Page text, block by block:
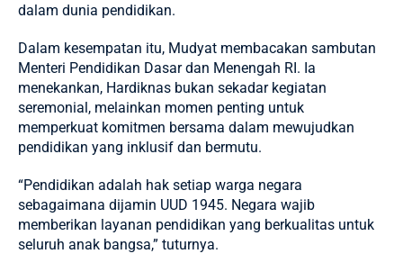
dalam dunia pendidikan.
Dalam kesempatan itu, Mudyat membacakan sambutan
Menteri Pendidikan Dasar dan Menengah RI. Ia
menekankan, Hardiknas bukan sekadar kegiatan
seremonial, melainkan momen penting untuk
memperkuat komitmen bersama dalam mewujudkan
pendidikan yang inklusif dan bermutu.
“Pendidikan adalah hak setiap warga negara
sebagaimana dijamin UUD 1945. Negara wajib
memberikan layanan pendidikan yang berkualitas untuk
seluruh anak bangsa,” tuturnya.